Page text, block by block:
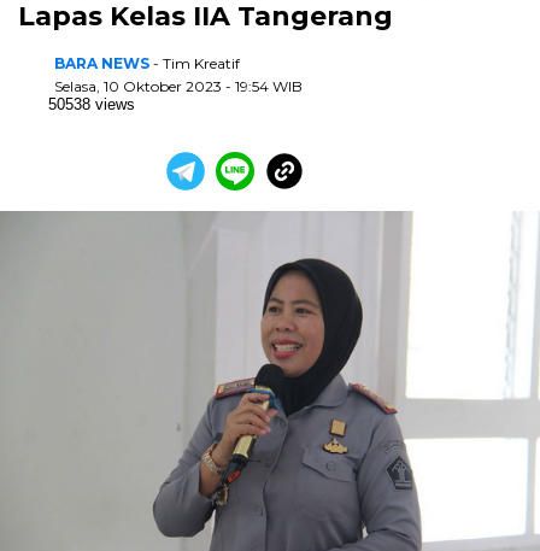
Lapas Kelas IIA Tangerang
BARA NEWS - Tim Kreatif
Selasa, 10 Oktober 2023 - 19:54 WIB
50538 views